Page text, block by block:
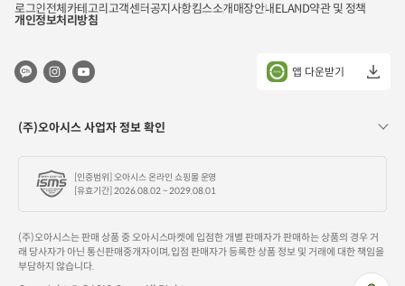
로그인전체카테고리고객센터공지사항킴스소개매장안내ELAND약관 및 정책
개인정보처리방침
앱 다운받기
(주)오아시스 사업자 정보 확인
[인증범위] 오아시스 온라인 쇼핑몰 운영
[유효기간] 2026.08.02 ~ 2029.08.01
(주)오아시스는 판매 상품 중 오아시스마켓에 입점한 개별 판매자가 판매하는 상품의 경우 거
래 당사자가 아닌 통신판매중개자이며, 입점 판매자가 등록한 상품 정보 및 거래에 대한 책임을
부담하지 않습니다.